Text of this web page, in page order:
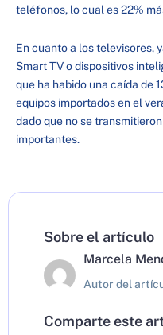
teléfonos, lo cual es 22%
En cuanto a los televisores,
Smart TV o dispositivos
que ha habido una caída de
equipos importados en el
dado que no se
importantes.
Sobre el artículo
Marcela
Autor del
Comparte este